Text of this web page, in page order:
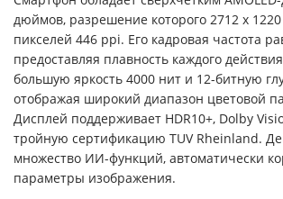
дюймов, разрешение которого 2712 x
пикселей 446 ppi. Его кадровая частота
предоставляя плавность каждого
большую яркость 4000 нит и 12-битную
отображая широкий диапазон цветовой
Дисплей поддерживает HDR10+, Dolby
тройную сертификацию TUV Rheinland.
множество ИИ-функций, автоматически
параметры изображения.